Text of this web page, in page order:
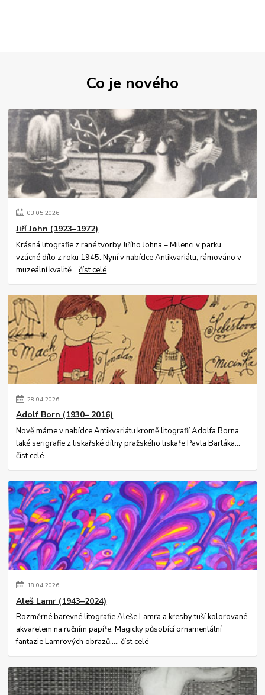
Co je nového
03.05.2026
Jiří John (1923–1972)
Krásná litografie z rané tvorby Jiřího Johna – Milenci v parku,
vzácné dílo z roku 1945. Nyní v nabídce Antikvariátu, rámováno v
muzeální kvalitě...číst celé
28.04.2026
Adolf Born (1930– 2016)
Nově máme v nabídce Antikvariátu kromě litografií Adolfa Borna
také serigrafie z tiskařské dílny pražského tiskaře Pavla Bartáka...
číst celé
18.04.2026
Aleš Lamr (1943–2024)
Rozměrné barevné litografie Aleše Lamra a kresby tuší kolorované
akvarelem na ručním papíře. Magicky působící ornamentální
fantazie Lamrových obrazů.....číst celé